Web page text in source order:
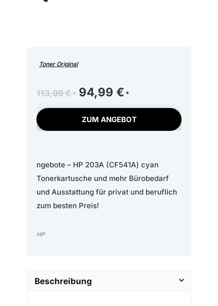
Toner Original
113,99€
Ursprünglicher
Preis
war:
113,99 €
94,99 €
Preis
ist:
94,99 €.
ZUM ANGEBOT
ngebote – HP 203A (CF541A) cyan
Tonerkartusche und mehr Bürobedarf
und Ausstattung für privat und beruflich
zum besten Preis!
HP
Beschreibung